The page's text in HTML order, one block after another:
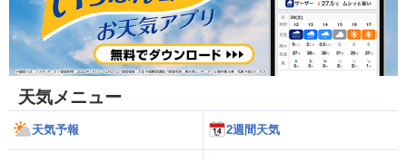
天気メニュー
天気予報 2週間天気